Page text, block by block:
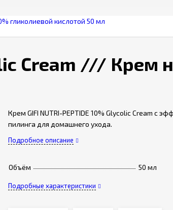
гликолиевой кислотой 50 мл
Cream /// Крем
Крем GIFI NUTRI-PEPTIDE 10% Glycolic Cream с
пилинга для домашнего ухода.
Подробное описание
Объём 50 мл
Подробные характеристики